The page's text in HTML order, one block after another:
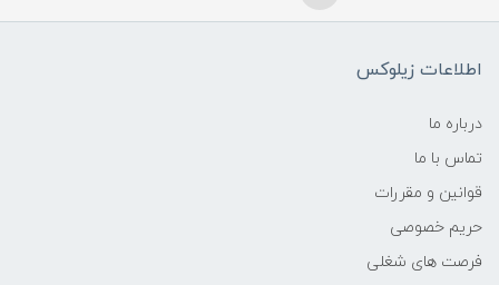
اطلاعات زیلوکس
درباره ما
تماس با ما
قوانین و مقررات
حریم خصوصی
فرصت های شغلی